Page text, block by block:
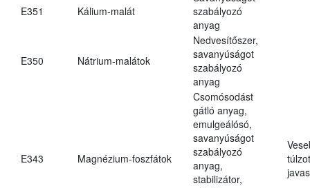
E351 Kálium-malát
szabályozó
anyag
E350 Nátrium-malátok
Nedvesítőszer,
savanyúságot
szabályozó
anyag
E343 Magnézium-foszfátok
Csomósodást
gátló anyag,
emulgeálósó,
savanyúságot
szabályozó
anyag,
stabilizátor,